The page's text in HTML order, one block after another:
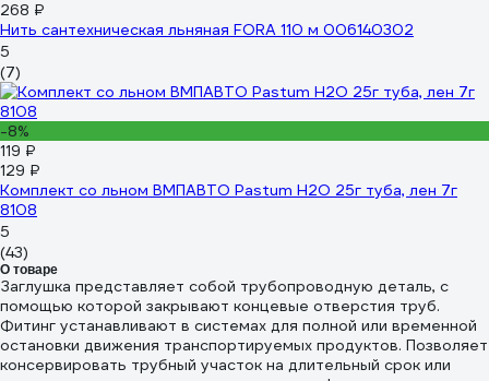
268 ₽
Нить сантехническая льняная FORA 110 м 006140302
5
(7)
-8%
119 ₽
129 ₽
Комплект со льном ВМПАВТО Pastum H2O 25г туба, лен 7г
8108
5
(43)
О товаре
Заглушка представляет собой трубопроводную деталь, с
помощью которой закрывают концевые отверстия труб.
Фитинг устанавливают в системах для полной или временной
остановки движения транспортируемых продуктов. Позволяет
консервировать трубный участок на длительный срок или